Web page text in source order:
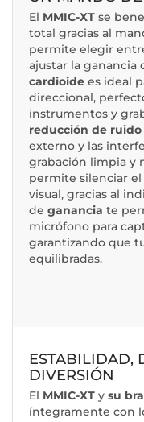
El MMIC-XT se
total gracias al
permite elegir
ajustar la ganancia
cardioide es ideal
direccional,
instrumentos y
reducción de
externo y las
grabación limpia y
permite silenciar
visual, gracias al
de ganancia te
micrófono para
garantizando que
equilibradas.
ESTABILIDAD,
DIVERSIÓN
El MMIC-XT y su
íntegramente con